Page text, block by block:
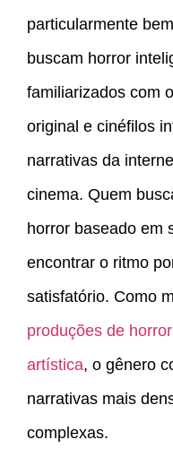
particularmente
buscam horror
familiarizados com
original e cinéfilos
narrativas da
cinema. Quem
horror baseado em
encontrar o ritmo
satisfatório. Como
produções de
artística, o gênero
narrativas mais
complexas.